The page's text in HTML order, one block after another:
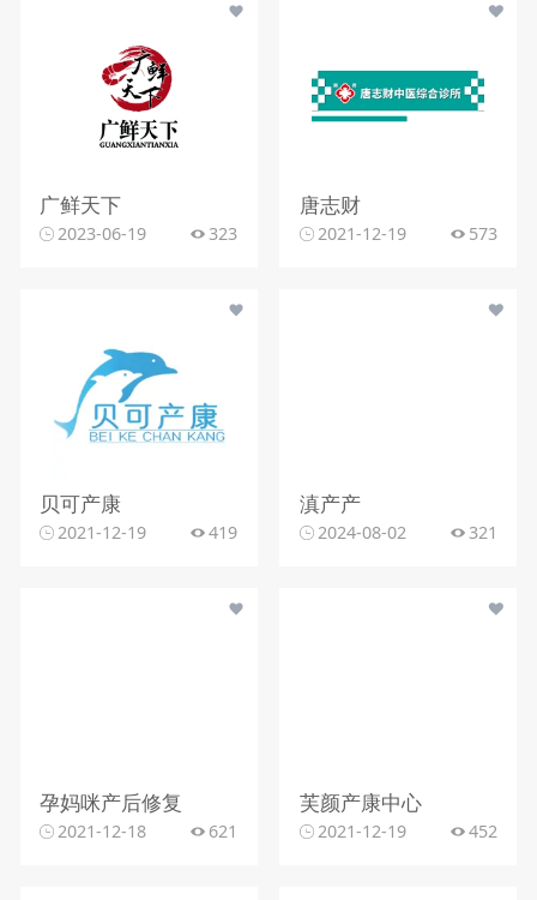
广鲜天下
2023-06-19 323
唐志财
2021-12-19 573
贝可产康
2021-12-19 419
滇产产
2024-08-02 321
孕妈咪产后修复
2021-12-18 621
芙颜产康中心
2021-12-19 452